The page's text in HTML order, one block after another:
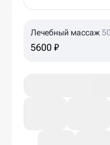
Лечебный массаж
5600 ₽